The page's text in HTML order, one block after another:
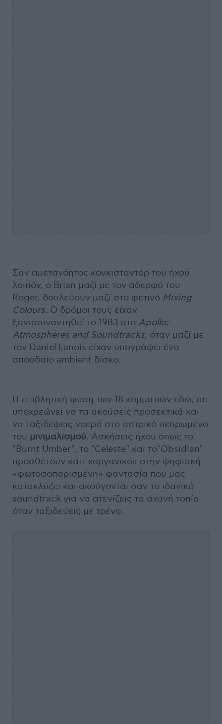
Σαν αμετανόητος κονκισταντόρ του ήχου
λοιπόν, ο Brian μαζί με τον αδερφό του
Roger, δουλεύουν μαζί στο φετινό Mixing
Colours. Ο δρόμοι τους είχαν
ξανασυναντηθεί το 1983 στο Apollo:
Atmospheres and Soundtracks, όταν μαζί με
τον Daniel Lanois είχαν υπογράψει ένα
σπουδαίο ambient δίσκο.
Η επιβλητική φύση των 18 κομματιών εδώ, σε
υποχρεώνει να τα ακούσεις προσεκτικά και
να ταξιδέψεις νοερά στο αστρικό πεπρωμένο
του μινιμαλισμού. Ασκήσεις ήχου όπως το
"Burnt Umber", το "Celeste" και το"Obsidian"
προσθέτουν κάτι «οργανικό» στην ψηφιακή
«φωτοσοπαρισμένη» φαντασία που μας
κατακλύζει και ακούγονται σαν το ιδανικό
soundtrack για να ατενίζεις τα αχανή τοπία
όταν ταξιδεύεις με τρένο.